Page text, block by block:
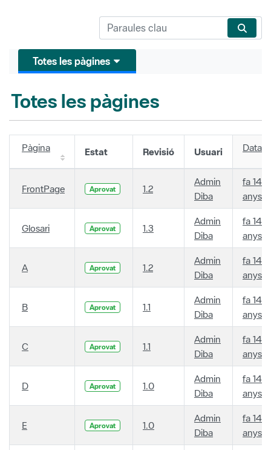
Totes les pàgines
Totes les pàgines
Pàgina Estat Revisió Usuari Data
FrontPage Aprovat 1.2
Admin
Diba
fa 14
anys
Glosari Aprovat 1.3
Admin
Diba
fa 14
anys
A Aprovat 1.2
Admin
Diba
fa 14
anys
B Aprovat 1.1
Admin
Diba
fa 14
anys
C Aprovat 1.1
Admin
Diba
fa 14
anys
D Aprovat 1.0
Admin
Diba
fa 14
anys
E Aprovat 1.0
Admin
Diba
fa 14
anys